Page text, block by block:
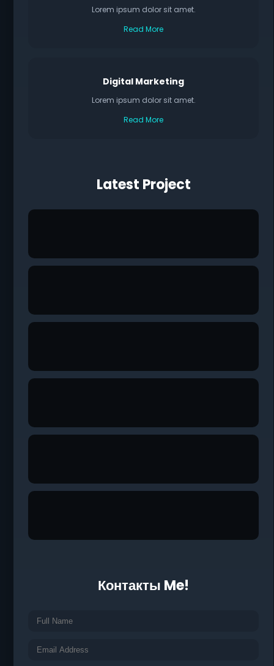
Lorem ipsum dolor sit amet.
Read More
Digital Marketing
Lorem ipsum dolor sit amet.
Read More
Latest Project
Контакты Me!